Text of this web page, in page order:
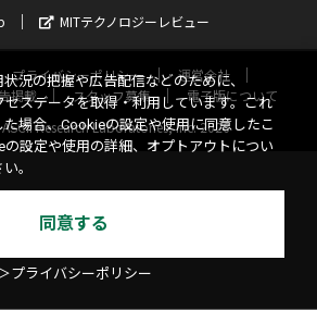
MITテクノロジーレビュー
プライバシーポリシー
運営会社
掲載 スタッフ募集
電子版について
Research Laboratories, Inc. 2026
況の把握や広告配信などのために、
スデータを取得・利用しています。これ
場合、Cookieの設定や使用に同意したこ
の設定や使用の詳細、オプトアウトについ
。
同意する
プライバシーポリシー